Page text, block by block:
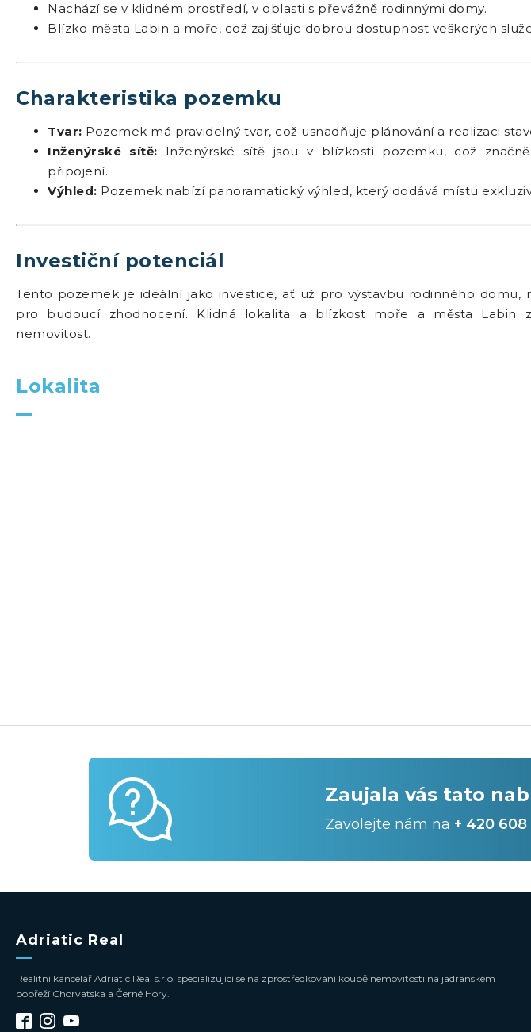
Nachází se v klidném prostředí, v oblasti s převážně rodinnými domy.
Blízko města Labin a moře, což zajišťuje dobrou dostupnost veškerých
Charakteristika pozemku
Tvar: Pozemek má pravidelný tvar, což usnadňuje plánování a realizaci
Inženýrské sítě: Inženýrské sítě jsou v blízkosti pozemku, což
připojení.
Výhled: Pozemek nabízí panoramatický výhled, který dodává místu
Investiční potenciál
Tento pozemek je ideální jako investice, ať už pro výstavbu rodinného domu,
pro budoucí zhodnocení. Klidná lokalita a blízkost moře a města Labin
nemovitost.
Lokalita
Zaujala vás tato
Zavolejte nám na + 420
Adriatic Real
Realitní kancelář Adriatic Real s.r.o. specializující se na zprostředkování koupě nemovitosti na jadranském
pobřeží Chorvatska a Černé Hory.